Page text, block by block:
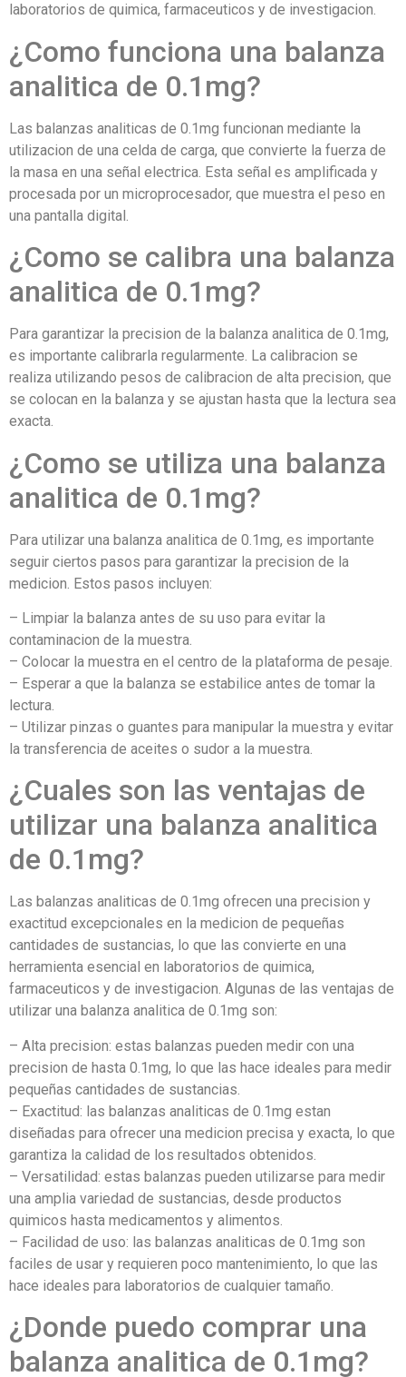
laboratorios de quimica, farmaceuticos y de investigacion.
¿Como funciona una balanza
analitica de 0.1mg?
Las balanzas analiticas de 0.1mg funcionan mediante la
utilizacion de una celda de carga, que convierte la fuerza de
la masa en una señal electrica. Esta señal es amplificada y
procesada por un microprocesador, que muestra el peso en
una pantalla digital.
¿Como se calibra una balanza
analitica de 0.1mg?
Para garantizar la precision de la balanza analitica de 0.1mg,
es importante calibrarla regularmente. La calibracion se
realiza utilizando pesos de calibracion de alta precision, que
se colocan en la balanza y se ajustan hasta que la lectura sea
exacta.
¿Como se utiliza una balanza
analitica de 0.1mg?
Para utilizar una balanza analitica de 0.1mg, es importante
seguir ciertos pasos para garantizar la precision de la
medicion. Estos pasos incluyen:
– Limpiar la balanza antes de su uso para evitar la
contaminacion de la muestra.
– Colocar la muestra en el centro de la plataforma de pesaje.
– Esperar a que la balanza se estabilice antes de tomar la
lectura.
– Utilizar pinzas o guantes para manipular la muestra y evitar
la transferencia de aceites o sudor a la muestra.
¿Cuales son las ventajas de
utilizar una balanza analitica
de 0.1mg?
Las balanzas analiticas de 0.1mg ofrecen una precision y
exactitud excepcionales en la medicion de pequeñas
cantidades de sustancias, lo que las convierte en una
herramienta esencial en laboratorios de quimica,
farmaceuticos y de investigacion. Algunas de las ventajas de
utilizar una balanza analitica de 0.1mg son:
– Alta precision: estas balanzas pueden medir con una
precision de hasta 0.1mg, lo que las hace ideales para medir
pequeñas cantidades de sustancias.
– Exactitud: las balanzas analiticas de 0.1mg estan
diseñadas para ofrecer una medicion precisa y exacta, lo que
garantiza la calidad de los resultados obtenidos.
– Versatilidad: estas balanzas pueden utilizarse para medir
una amplia variedad de sustancias, desde productos
quimicos hasta medicamentos y alimentos.
– Facilidad de uso: las balanzas analiticas de 0.1mg son
faciles de usar y requieren poco mantenimiento, lo que las
hace ideales para laboratorios de cualquier tamaño.
¿Donde puedo comprar una
balanza analitica de 0.1mg?